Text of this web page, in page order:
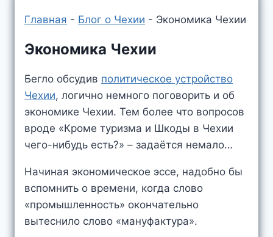
Главная - Блог о Чехии - Экономика Чехии
Экономика Чехии
Бегло обсудив политическое устройство
Чехии, логично немного поговорить и об
экономике Чехии. Тем более что вопросов
вроде «Кроме туризма и Шкоды в Чехии
чего-нибудь есть?» – задаётся немало…
Начиная экономическое эссе, надобно бы
вспомнить о времени, когда слово
«промышленность» окончательно
вытеснило слово «мануфактура».